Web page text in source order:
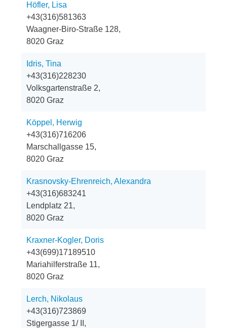
Höfler, Lisa
+43(316)581363
Waagner-Biro-Straße 128,
8020 Graz
Idris, Tina
+43(316)228230
Volksgartenstraße 2,
8020 Graz
Köppel, Herwig
+43(316)716206
Marschallgasse 15,
8020 Graz
Krasnovsky-Ehrenreich, Alexandra
+43(316)683241
Lendplatz 21,
8020 Graz
Kraxner-Kogler, Doris
+43(699)17189510
Mariahilferstraße 11,
8020 Graz
Lerch, Nikolaus
+43(316)723869
Stigergasse 1/ II,